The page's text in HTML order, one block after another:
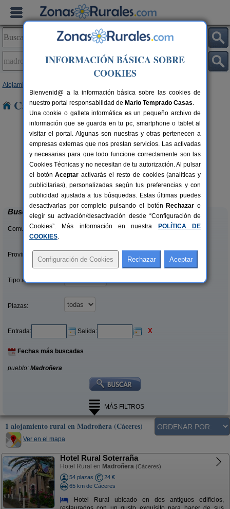
Alojamientos
Casas Rurales en Madroñera
10+3 pers.
desde28 €
Casa Rural Vía de la Plata
Aldea del Cano (Cáceres)
Buscar
Comunidades:
Provincias/Islas:
Tipo alquiler:
Plazas:
Entrada: Salida: X
Fechas más buscadas
pueblo: Madroñera
MÁS FILTROS
1 alojamiento rural en Madroñera (Cáceres)
Ver en el mapa
Hotel Rural Soterraña
Hotel Rural en Madroñera (Cáceres)
54 plazas
24 €
65 km de Cáceres
Hotel Rural ubicado en dos antiguos edificios,
INFORMACIÓN BÁSICA SOBRE
COOKIES
Bienvenid@ a la información básica sobre las cookies de
nuestro portal responsabilidad de Mario Temprado Casas.
Una cookie o galleta informática es un pequeño archivo de
información que se guarda en tu pc, smartphone o tablet al
visitar el portal. Algunas son nuestras y otras pertenecen a
empresas externas que nos prestan servicios. Las activadas
y necesarias para que todo funcione correctamente son las
Cookies Técnicas y no necesitan de tu autorización. Al pulsar
el botónAceptar activarás el resto de cookies (analíticas y
publicitarias), personalizadas según tus preferencias y con
publicidad ajustada a tus búsquedas. Estas últimas puedes
desactivarlas por completo pulsando el botón Rechazar o
elegir su activación/desactivación desde “Configuración de
Cookies”. Más información en nuestra
POLÍTICA DE
COOKIES.